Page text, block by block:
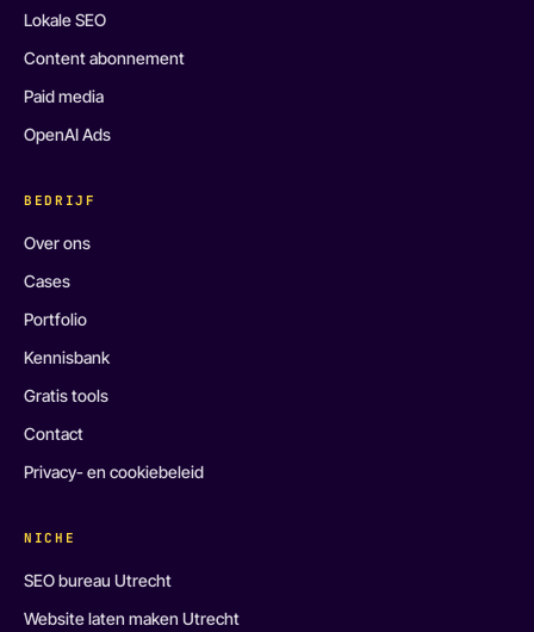
Lokale SEO
Content abonnement
Paid media
OpenAI Ads
BEDRIJF
Over ons
Cases
Portfolio
Kennisbank
Gratis tools
Contact
Privacy- en cookiebeleid
NICHE
SEO bureau Utrecht
Website laten maken Utrecht